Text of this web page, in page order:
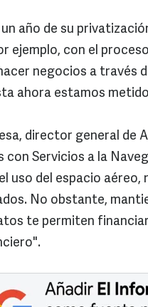
año de su
ejemplo, con el
negocios a través
ahora estamos
director general de
con Servicios a la
uso del espacio
No obstante,
te permiten